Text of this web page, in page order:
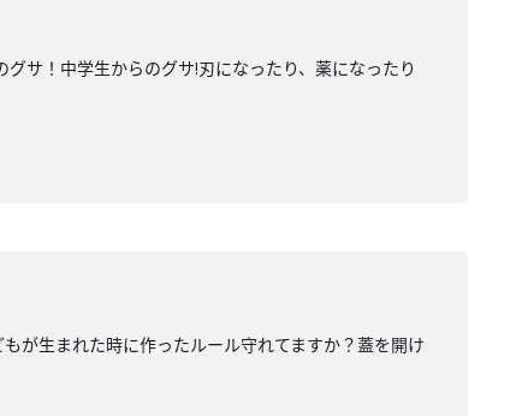
サ！中学生からのグサ!刃になったり、薬になったり
が生まれた時に作ったルール守れてますか？蓋を開け